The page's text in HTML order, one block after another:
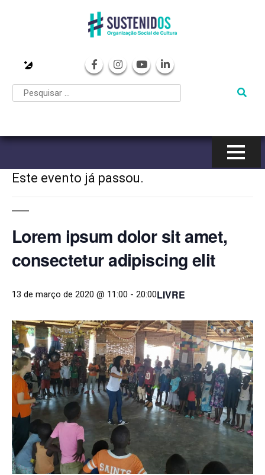
Pular
o « Todos Eventos
Este evento já passou.
Lorem ipsum dolor sit amet,
consectetur adipiscing elit
13 de março de 2020 @ 11:00 - 20:00LIVRE